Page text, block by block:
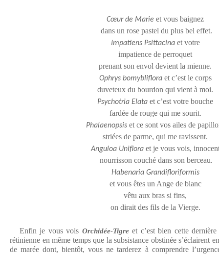
Cœur de Marie et vous baignez
dans un rose pastel du plus bel effet.
Impatiens Psittacinaet votre
impatience de perroquet
prenant son envol devient la mienne.
Ophrys bomyblifloraet c’est le corps
duveteux du bourdon qui vient à moi.
Psychotria Elata et c’est votre bouche
fardée de rouge qui me sourit.
Phalaenopsis et ce sont vos ailes de
striées de parme, qui me ravissent.
Anguloa Unifloraet je vous vois,
nourrisson couché dans son berceau.
Habenaria Grandifloriformis
et vous êtes un Ange de blanc
vêtu aux bras si fins,
on dirait des fils de la Vierge.
Enfin je vous vois Orchidée-Tigreet c’est bien cette
rétinienne en même temps que la subsistance obstinée s’éclairent
de marée dont, bientôt, vous ne tarderez à comprendre